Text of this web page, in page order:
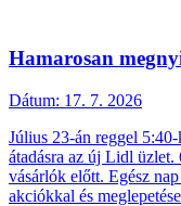
Hamarosan
Dátum: 17. 7. 2026
Július 23-án reggel
átadásra az új Lidl
vásárlók előtt. Egész
akciókkal és